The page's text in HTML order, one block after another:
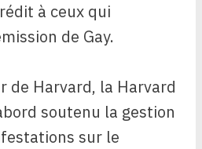
à ceux qui
de Gay.
de Harvard, la Harvard
soutenu la gestion
sur le